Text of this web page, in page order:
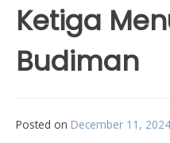
Ketiga
Budiman
Posted on December 11, 2024